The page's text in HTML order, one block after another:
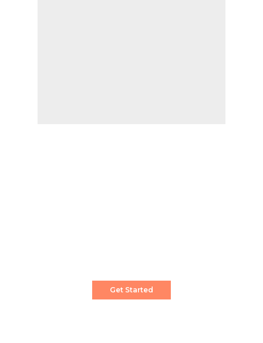
Get Started